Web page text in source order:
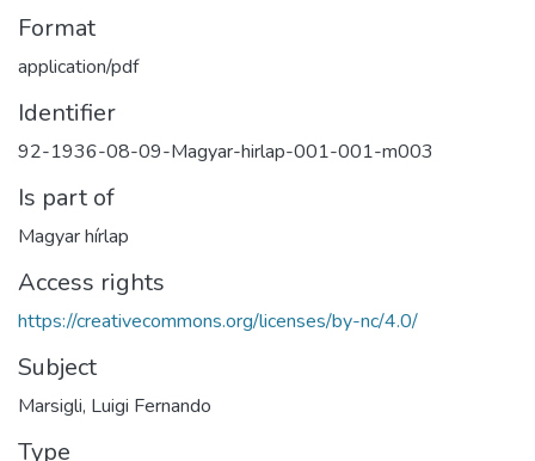
Format
application/pdf
Identifier
92-1936-08-09-Magyar-hirlap-001-001-m003
Is part of
Magyar hírlap
Access rights
https://creativecommons.org/licenses/by-nc/4.0/
Subject
Marsigli, Luigi Fernando
Type